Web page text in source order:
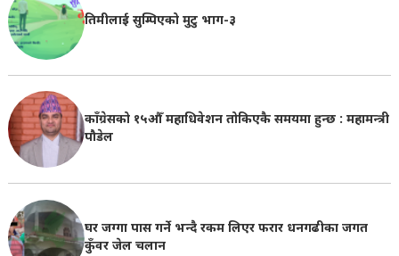
तिमीलाई सुम्पिएको मुटु भाग-३
काँग्रेसको १५औँ महाधिवेशन तोकिएकै समयमा हुन्छ : महामन्त्री
पौडेल
घर जग्गा पास गर्ने भन्दै रकम लिएर फरार धनगढीका जगत
कुँवर जेल चलान